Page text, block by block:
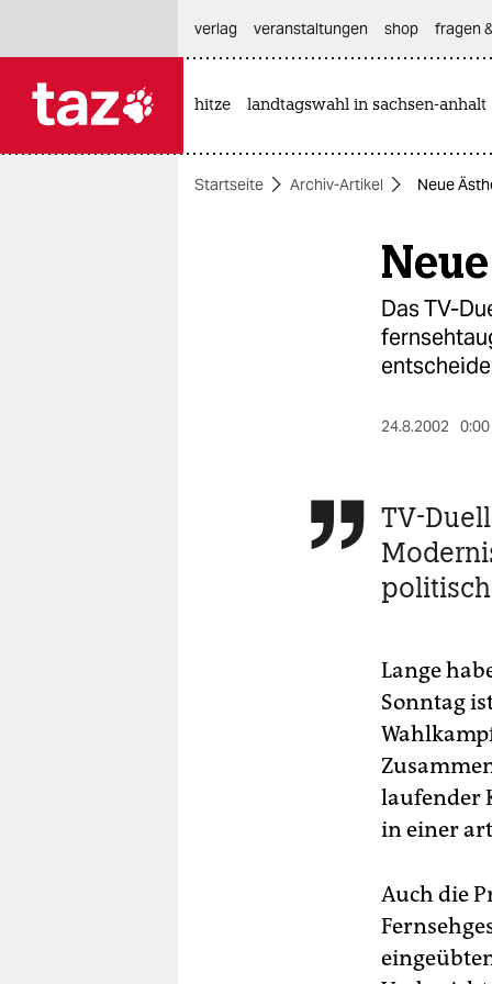
themen
verlag
veranstaltungen shop fragen
hitze landtagswahl in sachsen-anhalt
Startseite Archiv-Artikel Neue
Das TV-
24.8.2002
 TV-
Lange
Sonntag
laufender
in einer
Auch die